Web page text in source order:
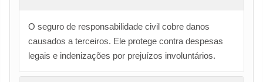
O seguro de responsabilidade civil cobre danos
causados a terceiros. Ele protege contra despesas
legais e indenizações por prejuízos involuntários.